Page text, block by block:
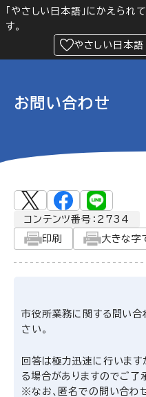
「やさしい日本語」にかえられ
す。
やさしい日本語
お問い合わせ
コンテンツ番号：2734
印刷
大きな字
市役所業務に関する問い
さい。
回答は極力迅速に行います
る場合がありますのでご了
※なお、匿名での問い合わ